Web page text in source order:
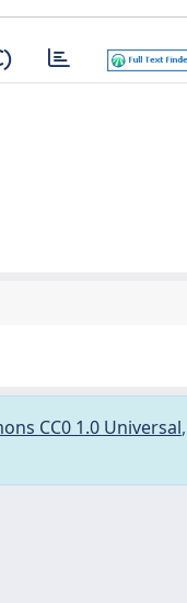
CC0 1.0 Universal